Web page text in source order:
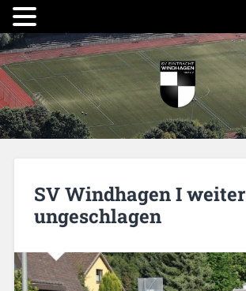
SV Windhagen I weiter
ungeschlagen